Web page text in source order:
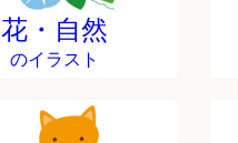
花・自然
のイラスト